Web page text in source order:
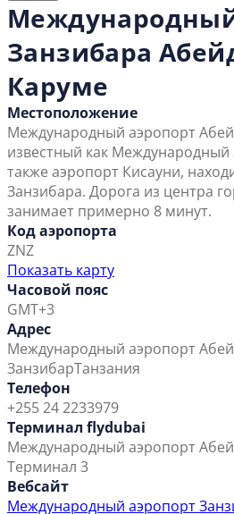
Занзибара
Каруме
Местоположение
Международный аэропорт
известный как
также аэропорт Кисауни,
Занзибара. Дорога из центра
занимает примерно 8 минут.
Код аэропорта
ZNZ
Показать карту
Часовой пояс
GMT+3
Адрес
Международный аэропорт
ЗанзибарТанзания
Телефон
+255 24 2233979
Терминал flydubai
Международный аэропорт
Терминал 3
Вебсайт
Международный аэропорт